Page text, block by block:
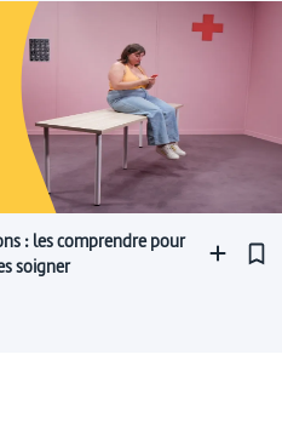
: les comprendre pour
soigner